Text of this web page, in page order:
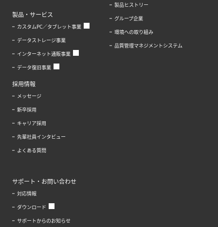
製品・サービス
カスタムPC／タブレット事業
データストレージ事業
インターネット通販事業
データ復旧事業
製品ヒストリー
グループ企業
環境への取り組み
品質管理マネジメントシステム
採用情報
メッセージ
新卒採用
キャリア採用
先輩社員インタビュー
よくある質問
サポート・お問い合わせ
対応情報
ダウンロード
サポートからのお知らせ